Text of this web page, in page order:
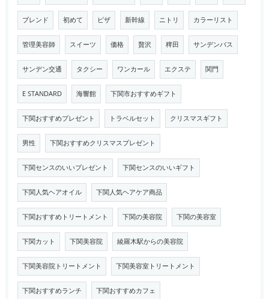
ブレンド 初めて ピザ 新幹線 ニトリ カラーリスト
管理美容師 スイーツ 価格 贅沢 稗田 サンデンバス
サンデン交通 タクシー ワンカール エクステ 関門
E STANDARD 海響館 下関市おすすめギフト
下関おすすめプレゼント トラベルセット クリスマスギフト
男性 下関おすすめクリスマスプレゼント
下関センスのいいプレゼント 下関センスのいいギフト
下関人気ヘアオイル 下関人気ヘアケア商品
下関おすすめトリートメント 下関の美容院 下関の美容室
下関カット 下関美容院 綾羅木駅からの美容院
下関美容院トリートメント 下関美容室トリートメント
下関おすすめランチ 下関おすすめカフェ